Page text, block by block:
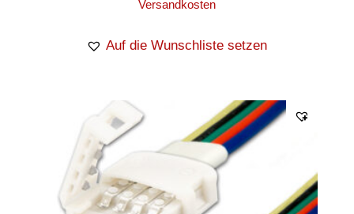
Versandkosten
Auf die Wunschliste setzen